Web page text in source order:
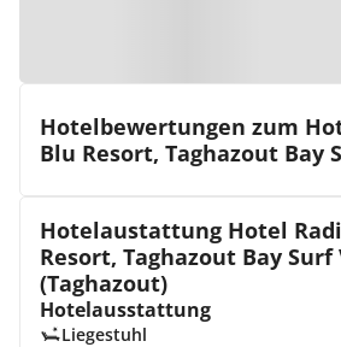
Hotelbewertungen zum
Blu Resort, Taghazout Bay
Hotelaustattung Hotel
Resort, Taghazout Bay Surf
(Taghazout)
Hotelausstattung
Liegestuhl